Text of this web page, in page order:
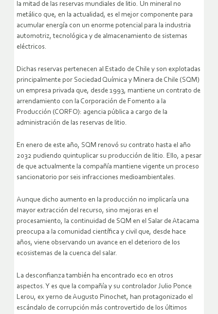
la mitad de las reservas mundiales de litio. Un mineral no
metálico que, en la actualidad, es el mejor componente para
acumular energía con un enorme potencial para la industria
automotriz, tecnológica y de almacenamiento de sistemas
eléctricos.
Dichas reservas pertenecen al Estado de Chile y son explotadas
principalmente por Sociedad Química y Minera de Chile (SQM)
un empresa privada que, desde 1993, mantiene un contrato de
arrendamiento con la Corporación de Fomento a la
Producción (CORFO): agencia pública a cargo de la
administración de las reservas de litio.
En enero de este año, SQM renovó su contrato hasta el año
2032 pudiendo quintuplicar su producción de litio. Ello, a pesar
de que actualmente la compañía mantiene vigente un proceso
sancionatorio por seis infracciones medioambientales.
Aunque dicho aumento en la producción no implicaría una
mayor extracción del recurso, sino mejoras en el
procesamiento, la continuidad de SQM en el Salar de Atacama
preocupa a la comunidad científica y civil que, desde hace
años, viene observando un avance en el deterioro de los
ecosistemas de la cuenca del salar.
La desconfianza también ha encontrado eco en otros
aspectos. Y es que la compañía y su controlador Julio Ponce
Lerou, ex yerno de Augusto Pinochet, han protagonizado el
escándalo de corrupción más controvertido de los últimos